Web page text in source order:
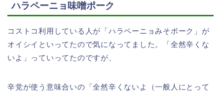
ハラペーニョ味噌ポーク
コストコ利用している人が「ハラペーニョみそポーク」が
オイシイといってたので気になってました。「全然辛くな
いよ」っていってたのですが、
辛党が使う意味合いの「全然辛くないよ（一般人にとって